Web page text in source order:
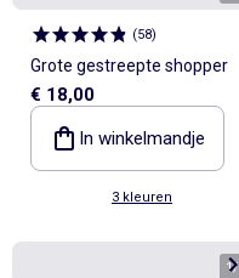
(58)
Grote gestreepte shopper
€ 18,00
In winkelmandje
3 kleuren
1/